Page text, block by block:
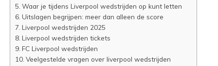
Waar je tijdens Liverpool wedstrijden op kunt letten
Uitslagen begrijpen: meer dan alleen de score
Liverpool wedstrijden 2025
Liverpool wedstrijden tickets
FC Liverpool wedstrijden
Veelgestelde vragen over liverpool wedstrijden